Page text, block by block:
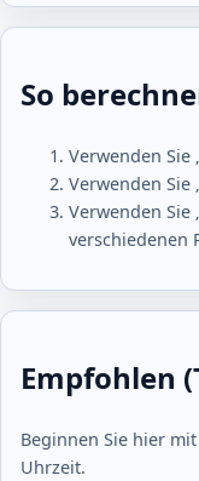
So
Verwenden Sie
Verwenden Sie
Verwenden Sie
verschiedenen
Empfohlen
Beginnen Sie hier
Uhrzeit.